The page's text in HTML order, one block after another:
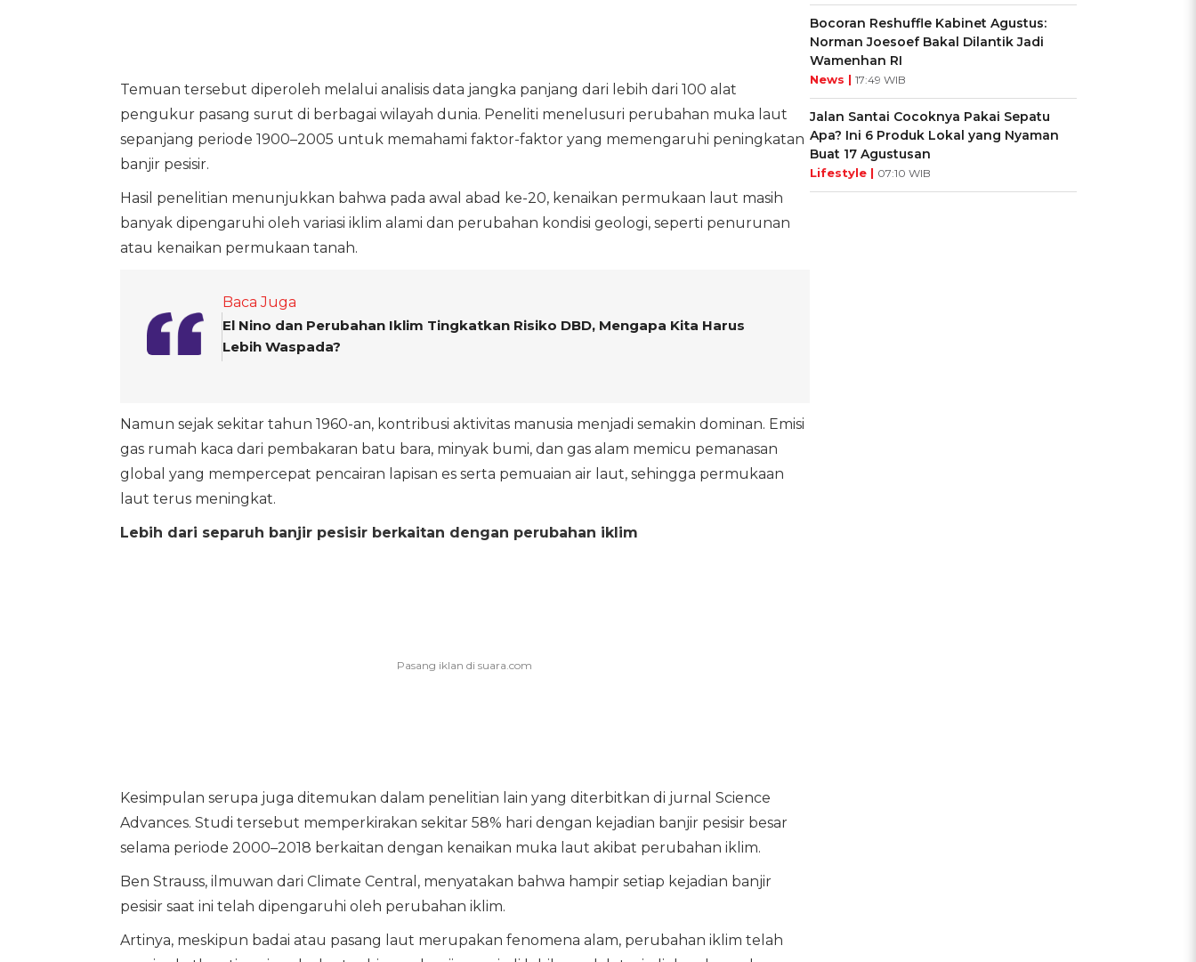
Temuan tersebut diperoleh melalui analisis data jangka panjang dari lebih dari 100 alat
pengukur pasang surut di berbagai wilayah dunia. Peneliti menelusuri perubahan muka laut
sepanjang periode 1900–2005 untuk memahami faktor-faktor yang memengaruhi peningkatan
banjir pesisir.
Hasil penelitian menunjukkan bahwa pada awal abad ke-20, kenaikan permukaan laut masih
banyak dipengaruhi oleh variasi iklim alami dan perubahan kondisi geologi, seperti penurunan
atau kenaikan permukaan tanah.
Baca Juga
El Nino dan Perubahan Iklim Tingkatkan Risiko DBD, Mengapa Kita Harus
Lebih Waspada?
Namun sejak sekitar tahun 1960-an, kontribusi aktivitas manusia menjadi semakin dominan. Emisi
gas rumah kaca dari pembakaran batu bara, minyak bumi, dan gas alam memicu pemanasan
global yang mempercepat pencairan lapisan es serta pemuaian air laut, sehingga permukaan
laut terus meningkat.
Lebih dari separuh banjir pesisir berkaitan dengan perubahan iklim
Kesimpulan serupa juga ditemukan dalam penelitian lain yang diterbitkan di jurnal Science
Advances. Studi tersebut memperkirakan sekitar 58% hari dengan kejadian banjir pesisir besar
selama periode 2000–2018 berkaitan dengan kenaikan muka laut akibat perubahan iklim.
Ben Strauss, ilmuwan dari Climate Central, menyatakan bahwa hampir setiap kejadian banjir
pesisir saat ini telah dipengaruhi oleh perubahan iklim.
Artinya, meskipun badai atau pasang laut merupakan fenomena alam, perubahan iklim telah
Bocoran Reshuffle Kabinet Agustus:
Norman Joesoef Bakal Dilantik Jadi
Wamenhan RI
News | 17:49 WIB
Jalan Santai Cocoknya Pakai Sepatu
Apa? Ini 6 Produk Lokal yang Nyaman
Buat 17 Agustusan
Lifestyle | 07:10 WIB